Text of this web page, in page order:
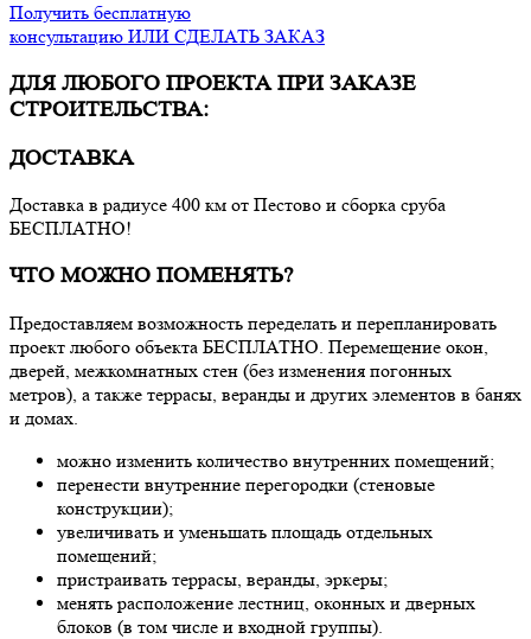
Получить бесплатную
консультацию ИЛИ СДЕЛАТЬ ЗАКАЗ
ДЛЯ ЛЮБОГО ПРОЕКТА ПРИ ЗАКАЗЕ
СТРОИТЕЛЬСТВА:
ДОСТАВКА
Доставка в радиусе 400 км от Пестово и сборка сруба
БЕСПЛАТНО!
ЧТО МОЖНО ПОМЕНЯТЬ?
Предоставляем возможность переделать и перепланировать
проект любого объекта БЕСПЛАТНО. Перемещение окон,
дверей, межкомнатных стен (без изменения погонных
метров), а также террасы, веранды и других элементов в банях
и домах.
можно изменить количество внутренних помещений;
перенести внутренние перегородки (стеновые
конструкции);
увеличивать и уменьшать площадь отдельных
помещений;
пристраивать террасы, веранды, эркеры;
менять расположение лестниц, оконных и дверных
блоков (в том числе и входной группы).